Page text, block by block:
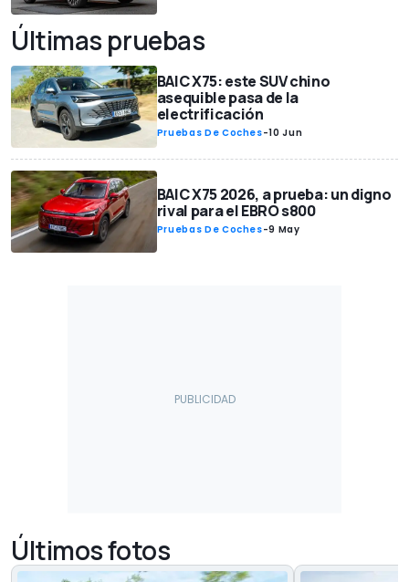
Últimas pruebas
BAIC X75: este SUV chino
asequible pasa de la
electrificación
Pruebas De Coches-10 Jun
BAIC X75 2026, a prueba: un digno
rival para el EBRO s800
Pruebas De Coches-9 May
Últimos fotos